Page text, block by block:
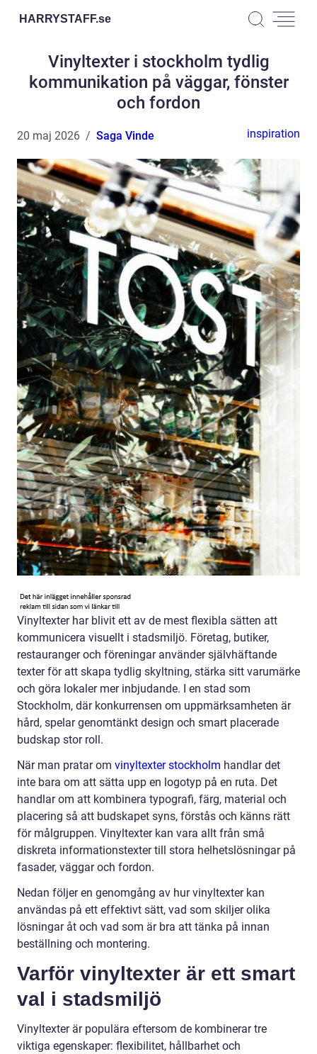
HARRYSTAFF.se
Vinyltexter i stockholm tydlig
kommunikation på väggar, fönster
och fordon
20 maj 2026 Saga Vinde inspiration
Vinyltexter har blivit ett av de mest flexibla sätten att
kommunicera visuellt i stadsmiljö. Företag, butiker,
restauranger och föreningar använder självhäftande
texter för att skapa tydlig skyltning, stärka sitt varumärke
och göra lokaler mer inbjudande. I en stad som
Stockholm, där konkurrensen om uppmärksamheten är
hård, spelar genomtänkt design och smart placerade
budskap stor roll.
När man pratar om vinyltexter stockholm handlar det
inte bara om att sätta upp en logotyp på en ruta. Det
handlar om att kombinera typografi, färg, material och
placering så att budskapet syns, förstås och känns rätt
för målgruppen. Vinyltexter kan vara allt från små
diskreta informationstexter till stora helhetslösningar på
fasader, väggar och fordon.
Nedan följer en genomgång av hur vinyltexter kan
användas på ett effektivt sätt, vad som skiljer olika
lösningar åt och vad som är bra att tänka på innan
beställning och montering.
Varför vinyltexter är ett smart
val i stadsmiljö
Vinyltexter är populära eftersom de kombinerar tre
viktiga egenskaper: flexibilitet, hållbarhet och